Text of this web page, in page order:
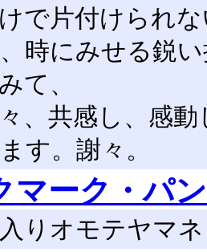
で片付けられ
時にみせる鋭
て、
、共感し、感
す。謝々。
マーク・パ
りオモテヤマ